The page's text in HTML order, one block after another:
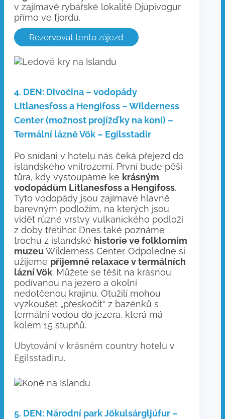
v zajímavé rybářské lokalitě Djúpivogur
přímo ve fjordu.
Rezervovat tento zájezd
4. DEN: Divočina – vodopády
Litlanesfoss a Hengifoss – Wilderness
Center (možnost projížďky na koni) –
Termální lázně Vök – Egilsstadir
Po snídani v hotelu nás čeká přejezd do
islandského vnitrozemí. První bude pěší
tůra, kdy vystoupáme ke krásným
vodopádům Litlanesfoss a Hengifoss.
Tyto vodopády jsou zajímavé hlavně
barevným podložím, na kterých jsou
vidět různé vrstvy vulkanického podloží
z doby třetihor. Dnes také poznáme
trochu z islandské historie ve folklorním
muzeuWilderness Center. Odpoledne si
užijeme příjemné relaxace v termálních
lázní Vök. Můžete se těšit na krásnou
podívanou na jezero a okolní
nedotčenou krajinu. Otužilí mohou
vyzkoušet „přeskočit“ z bazénků s
termální vodou do jezera, která má
kolem 15 stupňů.
Ubytování v krásném country hotelu v
Egilsstadiru.
5. DEN: Národní park Jökulsárgljúfur –